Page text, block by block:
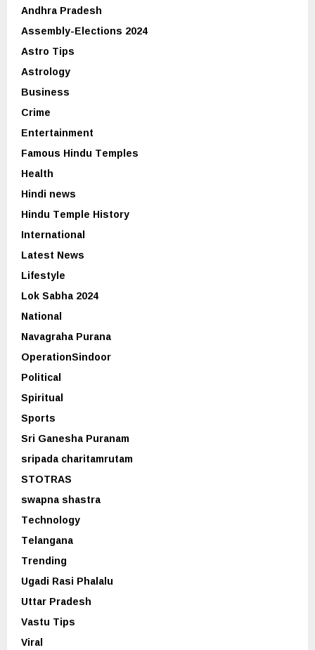
Andhra Pradesh
Assembly-Elections 2024
Astro Tips
Astrology
Business
Crime
Entertainment
Famous Hindu Temples
Health
Hindi news
Hindu Temple History
International
Latest News
Lifestyle
Lok Sabha 2024
National
Navagraha Purana
OperationSindoor
Political
Spiritual
Sports
Sri Ganesha Puranam
sripada charitamrutam
STOTRAS
swapna shastra
Technology
Telangana
Trending
Ugadi Rasi Phalalu
Uttar Pradesh
Vastu Tips
Viral